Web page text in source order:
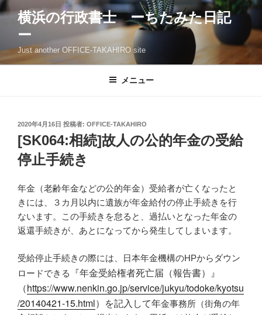
コ
ン
ツ
横浜の行政書士 ーちたみた日記
ー
Just another OFFICE-TAKAHIRO site
メニュー
投
稿
日:
2020年4月16日 投稿者: OFFICE-TAKAHIRO
[SK064:相続]故人の公的年金の受給
停止手続き
年金（老齢年金などの公的年金）受給者が亡くなったと
きには、３カ月以内に遺族が年金給付の停止手続きを行
ないます。この手続きを怠ると、過払いとなった年金の
返還手続きが、あとになってから発生してしまいます。
受給停止手続きの際には、日本年金機構のHPからダウン
ロードできる
『年金受給権者死亡届（報告書）』
（https://www.nenkin.go.jp/service/jukyu/todoke/kyotsu
/20140421-15.html）を記入して年金事務所（街角の年